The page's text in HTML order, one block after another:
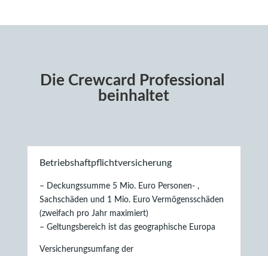
Die Crewcard Professional
beinhaltet
Betriebshaftpflichtversicherung
– Deckungssumme 5 Mio. Euro Personen- ,
Sachschäden und 1 Mio. Euro Vermögensschäden
(zweifach pro Jahr maximiert)
– Geltungsbereich ist das geographische Europa
Versicherungsumfang der